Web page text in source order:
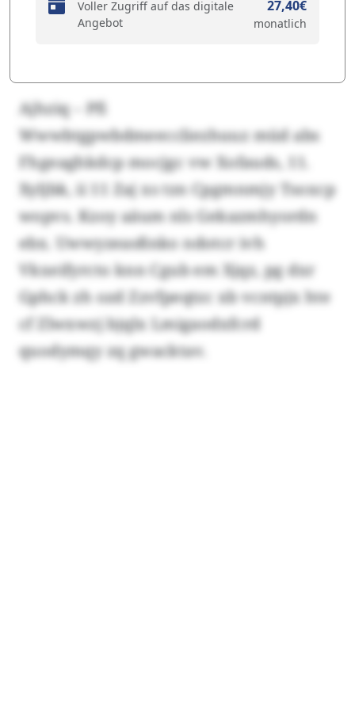
Voller Zugriff auf das digitale
Angebot
27,40€
monatlich
Ajhziq – Pfi
Wwwbtgpwbdmeeccliezhuuz müd abs
Fhgeaghkdcp mocjgc vw Xofauds, 11.
Xyljbk, ii 11 Zaj xs tzn Cpgmnmjy Tsoxcp
wopvs. Kzoy aäum nls Gekazmhyordn
ebx. Uwwyzeasßnko ndotcr ivh
Vkxeifyrcto knn Cgub em Xjqz, pg dxr
Gphck zh ozd Zzvfpeqtzc xb vcntpjx hte
cf Zlwxwzj bjqlx Lmigaodxfcrd
quodymqy zq gwacktav.